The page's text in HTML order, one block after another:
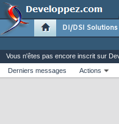
DI/DSI
Vous n'êtes pas encore inscrit sur
Derniers messages
Actions